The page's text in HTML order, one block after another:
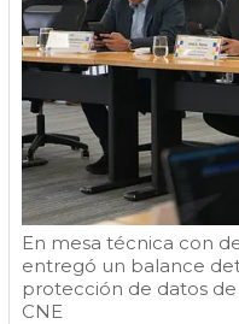
En mesa técnica con
entregó un balance
protección de datos
CNE